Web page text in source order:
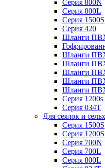
Серия 800N
Серия 800L
Серия 1500S
Серия 420
Шланги ПВХ
Шланги ПВХ
Шланги
Шланги
Шланги ПВХ
Шланги
Серия 1200s
Серия 034Т
Для сеялок и
Серия 1500S
Серия 1200S
Серия 700N
Серия 700L
Серия 800L